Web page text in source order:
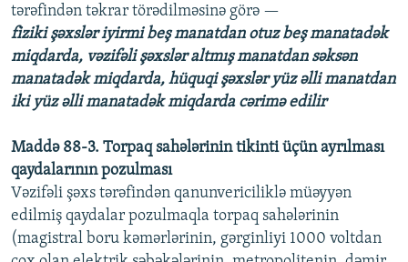
tərəfindən təkrar törədilməsinə görə —
fiziki şəxslər iyirmi beş manatdan otuz beş manatadək
miqdarda, vəzifəli şəxslər altmış manatdan səksən
manatadək miqdarda, hüquqi şəxslər yüz əlli manatdan
iki yüz əlli manatadək miqdarda cərimə edilir
Maddə 88-3. Torpaq sahələrinin tikinti üçün ayrılması
qaydalarının pozulması
Vəzifəli şəxs tərəfindən qanunvericiliklə müəyyən
edilmiş qaydalar pozulmaqla torpaq sahələrinin
(magistral boru kəmərlərinin, gərginliyi 1000 voltdan